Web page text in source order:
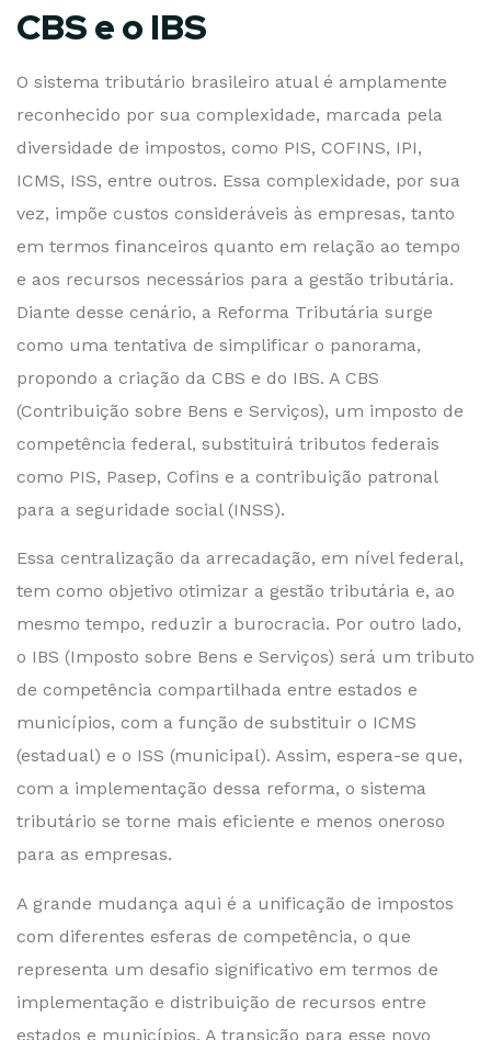
CBS e o IBS
O sistema tributário brasileiro atual é amplamente
reconhecido por sua complexidade, marcada pela
diversidade de impostos, como PIS, COFINS, IPI,
ICMS, ISS, entre outros. Essa complexidade, por sua
vez, impõe custos consideráveis às empresas, tanto
em termos financeiros quanto em relação ao tempo
e aos recursos necessários para a gestão tributária.
Diante desse cenário, a Reforma Tributária surge
como uma tentativa de simplificar o panorama,
propondo a criação da CBS e do IBS. A CBS
(Contribuição sobre Bens e Serviços), um imposto de
competência federal, substituirá tributos federais
como PIS, Pasep, Cofins e a contribuição patronal
para a seguridade social (INSS).
Essa centralização da arrecadação, em nível federal,
tem como objetivo otimizar a gestão tributária e, ao
mesmo tempo, reduzir a burocracia. Por outro lado,
o IBS (Imposto sobre Bens e Serviços) será um tributo
de competência compartilhada entre estados e
municípios, com a função de substituir o ICMS
(estadual) e o ISS (municipal). Assim, espera-se que,
com a implementação dessa reforma, o sistema
tributário se torne mais eficiente e menos oneroso
para as empresas.
A grande mudança aqui é a unificação de impostos
com diferentes esferas de competência, o que
representa um desafio significativo em termos de
implementação e distribuição de recursos entre
estados e municípios. A transição para esse novo